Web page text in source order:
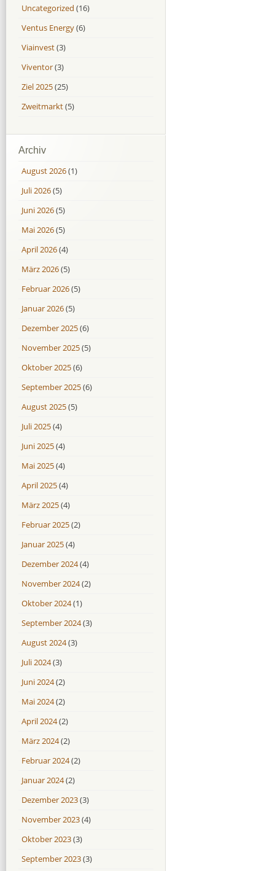
Uncategorized (16)
Ventus Energy(6)
Viainvest(3)
Viventor(3)
Ziel 2025(25)
Zweitmarkt(5)
Archiv
August 2026(1)
Juli 2026(5)
Juni 2026(5)
Mai 2026(5)
April 2026(4)
März 2026(5)
Februar 2026(5)
Januar 2026(5)
Dezember 2025(6)
November 2025(5)
Oktober 2025(6)
September 2025(6)
August 2025(5)
Juli 2025(4)
Juni 2025(4)
Mai 2025(4)
April 2025(4)
März 2025(4)
Februar 2025(2)
Januar 2025(4)
Dezember 2024(4)
November 2024(2)
Oktober 2024(1)
September 2024(3)
August 2024(3)
Juli 2024(3)
Juni 2024(2)
Mai 2024(2)
April 2024(2)
März 2024(2)
Februar 2024(2)
Januar 2024(2)
Dezember 2023(3)
November 2023(4)
Oktober 2023(3)
September 2023(3)